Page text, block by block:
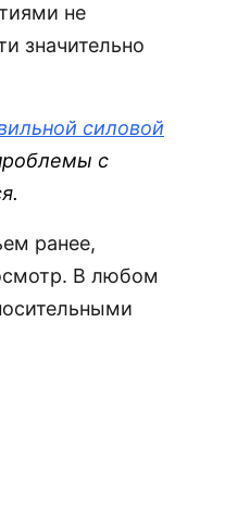
не
значительно
силовой
с
ранее,
В любом